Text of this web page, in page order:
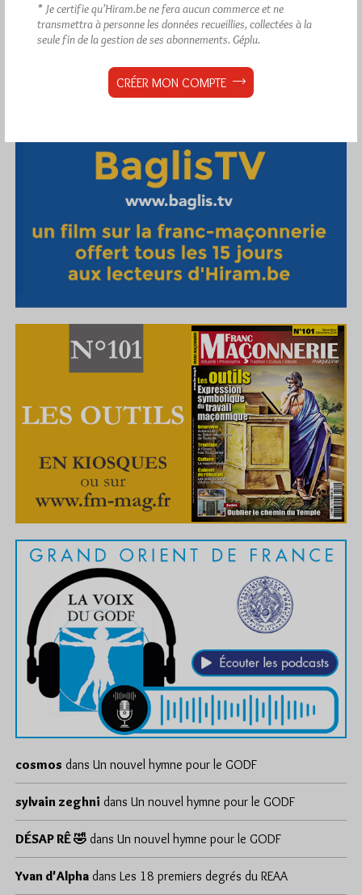
Abonnement aux Newsletters - RSS
cosmos dans Un nouvel hymne pour le GODF
sylvain zeghni dans Un nouvel hymne pour le GODF
DÉSAP RÊ 🤣 dans Un nouvel hymne pour le GODF
Yvan d'Alpha dans Les 18 premiers degrés du REAA
* Je certifie qu’Hiram.be ne fera aucun commerce et ne
transmettra à personne les données recueillies, collectées à la
seule fin de la gestion de ses abonnements. Géplu.
CRÉER MON COMPTE